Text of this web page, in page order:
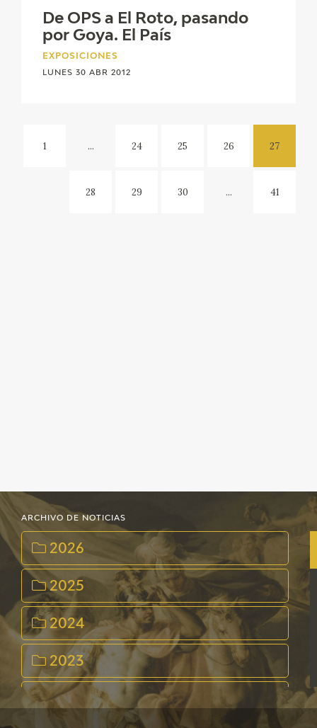
De OPS a El Roto, pasando
por Goya. El País
EXPOSICIONES
LUNES 30 ABR 2012
1 ... 24 25 26 27
28 29 30 ... 41
ARCHIVO DE NOTICIAS
2026
2025
2024
2023
2022